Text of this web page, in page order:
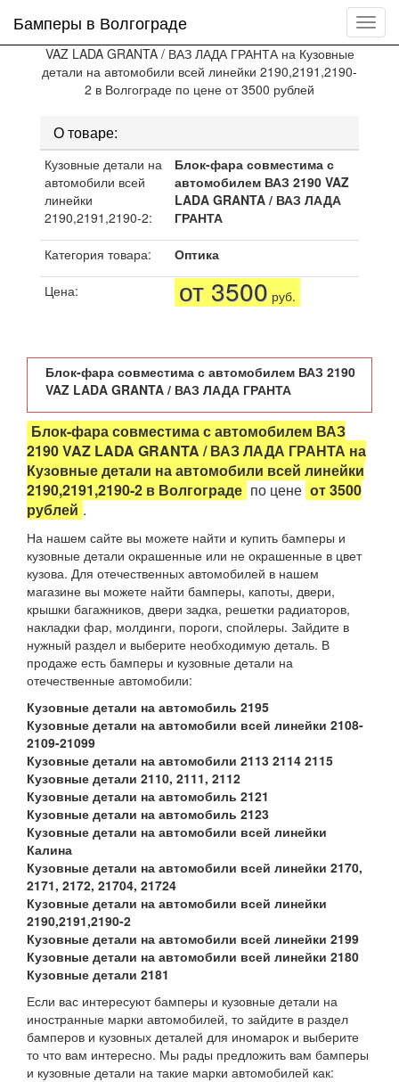
Меню
сайта
Бамперы в Волгограде
О товаре:
Кузовные детали на
автомобили всей
линейки
2190,2191,2190-2:
Блок-фара совместима с
автомобилем ВАЗ 2190 VAZ
LADA GRANTA / ВАЗ ЛАДА
ГРАНТА
Категория товара: Оптика
Цена: от 3500 руб.
Блок-фара совместима с автомобилем ВАЗ 2190
VAZ LADA GRANTA / ВАЗ ЛАДА ГРАНТА
Блок-фара совместима с автомобилем ВАЗ
2190 VAZ LADA GRANTA / ВАЗ ЛАДА ГРАНТА на
Кузовные детали на автомобили всей линейки
2190,2191,2190-2 в Волгограде по цене от 3500
рублей .
На нашем сайте вы можете найти и купить бамперы и
кузовные детали окрашенные или не окрашенные в цвет
кузова. Для отечественных автомобилей в нашем
магазине вы можете найти бамперы, капоты, двери,
крышки багажников, двери задка, решетки радиаторов,
накладки фар, молдинги, пороги, спойлеры. Зайдите в
нужный раздел и выберите необходимую деталь. В
продаже есть бамперы и кузовные детали на
отечественные автомобили:
Кузовные детали на автомобиль 2195
Кузовные детали на автомобили всей линейки 2108-
2109-21099
Кузовные детали на автомобили 2113 2114 2115
Кузовные детали 2110, 2111, 2112
Кузовные детали на автомобиль 2121
Кузовные детали на автомобиль 2123
Кузовные детали на автомобили всей линейки
Калина
Кузовные детали на автомобили всей линейки 2170,
2171, 2172, 21704, 21724
Кузовные детали на автомобили всей линейки
2190,2191,2190-2
Кузовные детали на автомобили всей линейки 2199
Кузовные детали на автомобили всей линейки 2180
Кузовные детали 2181
Если вас интересуют бамперы и кузовные детали на
иностранные марки автомобилей, то зайдите в раздел
бамперов и кузовных деталей для иномарок и выберите
то что вам интересно. Мы рады предложить вам бамперы
и кузовные детали на такие марки автомобилей как: